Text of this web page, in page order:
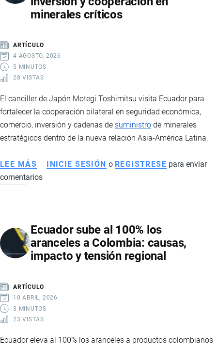
PRODUCTOS
ARANCEL
0
%
CÓMO
IMPACTARÁ
minerales críticos
ARTÍCULO
4 AGOSTO, 2026
5 MINUTOS
28 VISTAS
El canciller de Japón Motegi Toshimitsu visita Ecuador para
fortalecer la cooperación bilateral en seguridad económica,
comercio, inversión y cadenas de suministro de minerales
estratégicos dentro de la nueva relación Asia-América Latina.
LEE MÁS SOBRE
CANCILLER
A
ECUADOR
BUSCANDO
ALIANZA
ESTRATÉGICA
CON
INICIE SESIÓN o REGISTRESE para enviar
comentarios
Ecuador sube al 100% los
aranceles a Colombia: causas,
impacto y tensión regional
ARTÍCULO
10 ABRIL, 2026
3 MINUTOS
23 VISTAS
Ecuador eleva al 100% los aranceles a productos colombianos